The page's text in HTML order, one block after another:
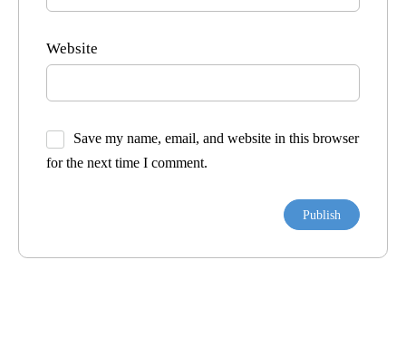
Website
Save my name, email, and website in this browser
for the next time I comment.